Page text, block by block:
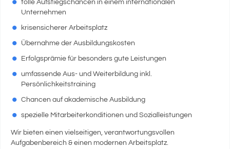
tolle Aufstiegschancen in einem internationalen
Unternehmen
krisensicherer Arbeitsplatz
Übernahme der Ausbildungskosten
Erfolgsprämie für besonders gute Leistungen
umfassende Aus- und Weiterbildung inkl.
Persönlichkeitstraining
Chancen auf akademische Ausbildung
spezielle Mitarbeiterkonditionen und Sozialleistungen
Wir bieten einen vielseitigen, verantwortungsvollen
Aufgabenbereich & einen modernen Arbeitsplatz.